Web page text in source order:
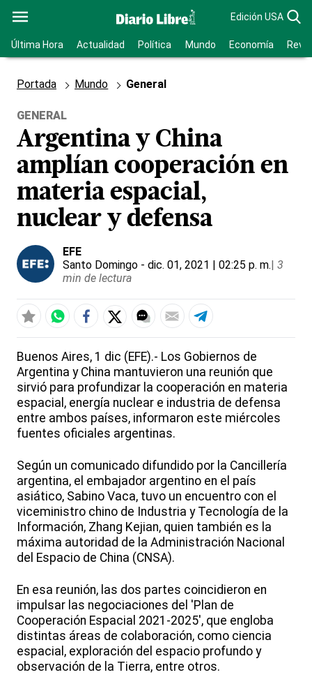
Edición USA
Última Hora Actualidad Política Mundo Economía
Portada Mundo General
GENERAL
Argentina y China
amplían cooperación en
materia espacial,
nuclear y defensa
EFE
Santo Domingo - dic. 01, 2021 | 02:25 p. m.| 3
min de lectura
Buenos Aires, 1 dic (EFE).- Los Gobiernos de
Argentina y China mantuvieron una reunión que
sirvió para profundizar la cooperación en materia
espacial, energía nuclear e industria de defensa
entre ambos países, informaron este miércoles
fuentes oficiales argentinas.
Según un comunicado difundido por la Cancillería
argentina, el embajador argentino en el país
asiático, Sabino Vaca, tuvo un encuentro con el
viceministro chino de Industria y Tecnología de la
Información, Zhang Kejian, quien también es la
máxima autoridad de la Administración Nacional
del Espacio de China (CNSA).
En esa reunión, las dos partes coincidieron en
impulsar las negociaciones del 'Plan de
Cooperación Espacial 2021-2025', que engloba
distintas áreas de colaboración, como ciencia
espacial, exploración del espacio profundo y
observación de la Tierra, entre otros.